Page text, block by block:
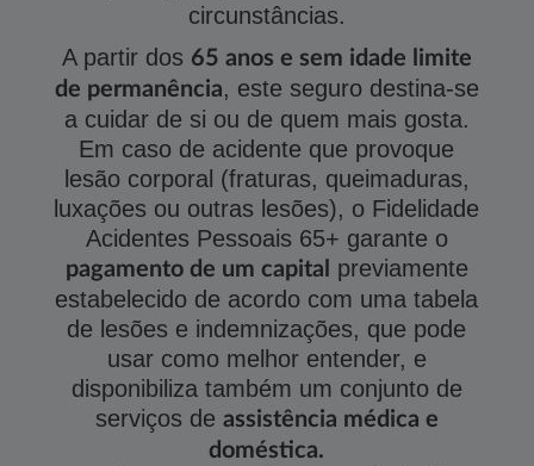
circunstâncias.
A partir dos 65 anos e sem idade limite
de permanência, este seguro destina-se
a cuidar de si ou de quem mais gosta.
Em caso de acidente que provoque
lesão corporal (fraturas, queimaduras,
luxações ou outras lesões), o Fidelidade
Acidentes Pessoais 65+ garante o
pagamento de um capital
previamente
estabelecido de acordo com uma tabela
de lesões e indemnizações, que pode
usar como melhor entender, e
disponibiliza também um conjunto de
serviços de assistência médica e
doméstica.